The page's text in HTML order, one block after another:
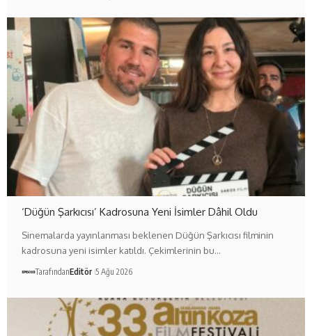
‘Düğün Şarkıcısı’ Kadrosuna Yeni İsimler Dâhil Oldu
Sinemalarda yayınlanması beklenen Düğün Şarkıcısı filminin
kadrosuna yeni isimler katıldı. Çekimlerinin bu…
TarafındanEditör 5 Ağu 2026